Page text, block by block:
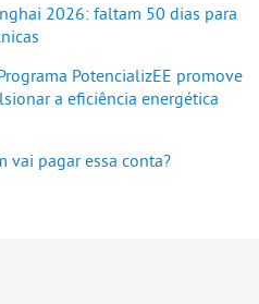
2026: faltam 50 dias para
PotencializEE promove
a eficiência energética
vai pagar essa conta?